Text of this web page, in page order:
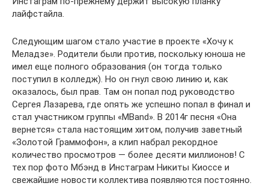
лайфстайла.
Следующим шагом стало участие в проекте «Хочу к
Меладзе». Родители были против, поскольку юноша не
имел еще полного образования (он тогда только
поступил в колледж). Но он гнул свою линию и, как
оказалось, был прав. Там он попал под руководство
Сергея Лазарева, где опять же успешно попал в финал и
стал участником группы «MBand». В 2014г песня «Она
вернется» стала настоящим хитом, получив заветный
«Золотой Граммофон», а клип набрал рекордное
количество просмотров — более десяти миллионов! С
тех пор фото Мбэнд в Инстаграм Никиты Киоссе и
свежайшие новости коллектива появляются постоянно.